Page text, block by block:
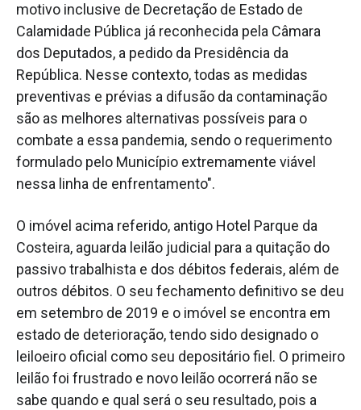
motivo inclusive de Decretação de Estado de
Calamidade Pública já reconhecida pela Câmara
dos Deputados, a pedido da Presidência da
República. Nesse contexto, todas as medidas
preventivas e prévias a difusão da contaminação
são as melhores alternativas possíveis para o
combate a essa pandemia, sendo o requerimento
formulado pelo Município extremamente viável
nessa linha de enfrentamento".
O imóvel acima referido, antigo Hotel Parque da
Costeira, aguarda leilão judicial para a quitação do
passivo trabalhista e dos débitos federais, além de
outros débitos. O seu fechamento definitivo se deu
em setembro de 2019 e o imóvel se encontra em
estado de deterioração, tendo sido designado o
leiloeiro oficial como seu depositário fiel. O primeiro
leilão foi frustrado e novo leilão ocorrerá não se
sabe quando e qual será o seu resultado, pois a